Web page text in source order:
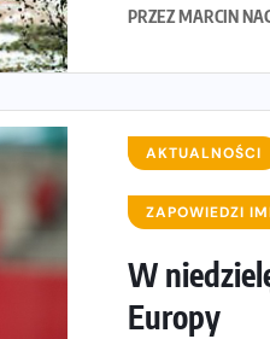
PRZEZMARCIN
AKTUALNOŚCI
ZAPOWIEDZI
W
Europy